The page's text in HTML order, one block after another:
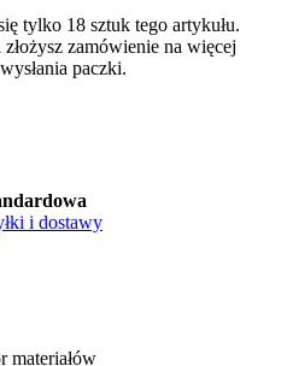
tylko 18 sztuk tego artykułu.
zamówienie na więcej
paczki.
i dostawy
materiałów